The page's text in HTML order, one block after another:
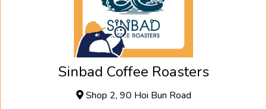
Sinbad Coffee Roasters
Shop 2, 90 Hoi Bun Road